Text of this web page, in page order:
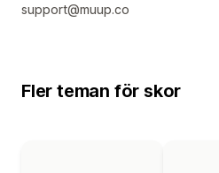
support@muup.co
Fler teman för skor